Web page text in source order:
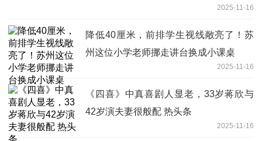
2025-11-16
降低40厘米，前排学生视线敞亮了！苏
州这位小学老师挪走讲台换成小课桌
2025-11-16
《四喜》中真喜剧人显老，33岁蒋欣与
42岁演夫妻很般配 热头条
2025-11-16